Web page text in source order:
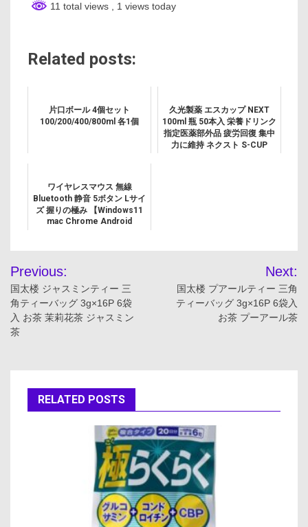
11 total views , 1 views today
Related posts:
片口ボール 4個セット
100/200/400/800ml 各1個
久光製薬 エスカップ NEXT
100ml 瓶 50本入 栄養ドリンク
指定医薬部外品 疲労回復 集中
力に維持 ネクスト S-CUP
ワイヤレスマウス 無線
Bluetooth 静音 5ボタン Lサイ
ズ 握りの極み 【Windows11
mac Chrome Android
投
稿
ナ
ー
Previous:
国太楼 ジャスミンティー 三
角ティーバッグ 3g×16P 6袋
入 お茶 茉莉花茶 ジャスミン
茶
Next:
国太楼 プアールティー 三角
ティーバッグ 3g×16P 6袋入
お茶 プーアール茶
RELATED POSTS